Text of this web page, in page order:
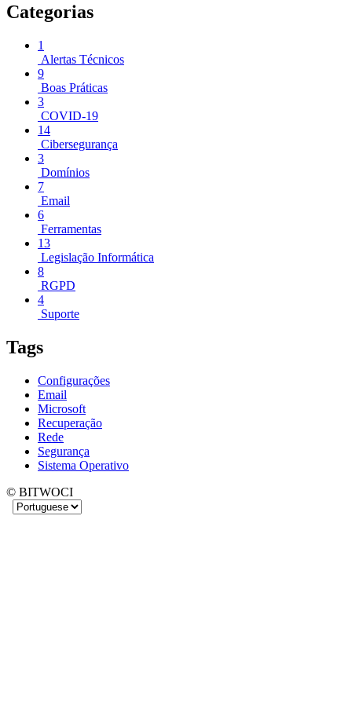
Categorias
1
Alertas Técnicos
9
Boas Práticas
3
COVID-19
14
Cibersegurança
3
Domínios
7
Email
6
Ferramentas
13
Legislação Informática
8
RGPD
4
Suporte
Tags
Configurações
Email
Microsoft
Recuperação
Rede
Segurança
Sistema Operativo
© BITWOCI